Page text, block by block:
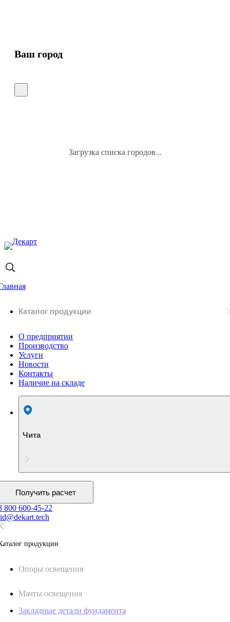
Ваш город
Загрузка списка городов...
Каталог продукции
О предприятии
Производство
Услуги
Новости
Контакты
Наличие на складе
Чита
Получить расчет
800 600-45-22
продукции
Oпоры oсвeщения
Мачты освещения
Закладные детали фундамента